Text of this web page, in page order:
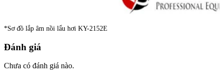
*Sơ đồ lắp âm nồi lẩu hơi KY-2152E
Đánh giá
Chưa có đánh giá nào.